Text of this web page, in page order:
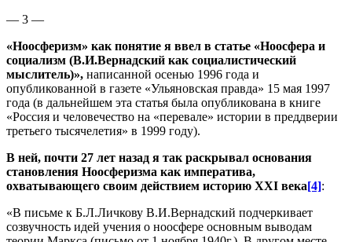
— 3 —
«Ноосферизм» как понятие я ввел в статье «Ноосфера и
социализм (В.И.Вернадский как социалистический
мыслитель)», написанной осенью 1996 года и
опубликованной в газете «Ульяновская правда» 15 мая 1997
года (в дальнейшем эта статья была опубликована в книге
«Россия и человечество на «перевале» истории в преддверии
третьего тысячелетия» в 1999 году).
В ней, почти 27 лет назад я так раскрывал основания
становления Ноосферизма как императива,
охватывающего своим действием историю XXI века[4]:
«В письме к Б.Л.Личкову В.И.Вернадский подчеркивает
созвучность идей учения о ноосфере основным выводам